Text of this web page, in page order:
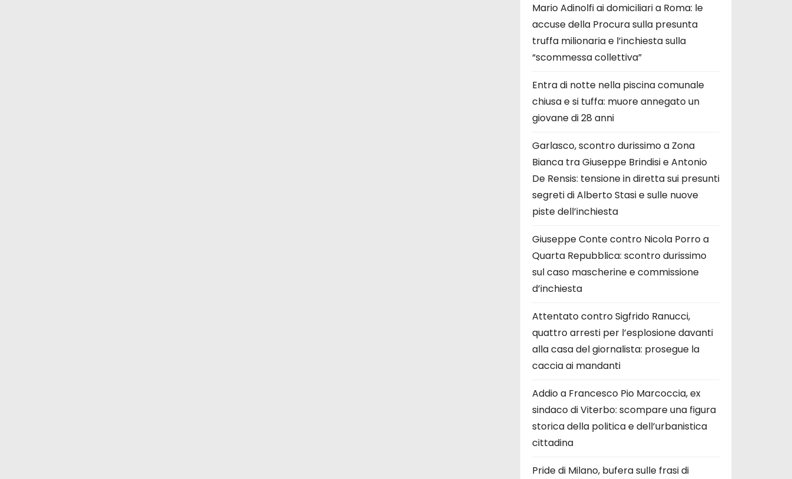
Mario Adinolfi ai domiciliari a Roma: le
accuse della Procura sulla presunta
truffa milionaria e l’inchiesta sulla
“scommessa collettiva”
Entra di notte nella piscina comunale
chiusa e si tuffa: muore annegato un
giovane di 28 anni
Garlasco, scontro durissimo a Zona
Bianca tra Giuseppe Brindisi e Antonio
De Rensis: tensione in diretta sui presunti
segreti di Alberto Stasi e sulle nuove
piste dell’inchiesta
Giuseppe Conte contro Nicola Porro a
Quarta Repubblica: scontro durissimo
sul caso mascherine e commissione
d’inchiesta
Attentato contro Sigfrido Ranucci,
quattro arresti per l’esplosione davanti
alla casa del giornalista: prosegue la
caccia ai mandanti
Addio a Francesco Pio Marcoccia, ex
sindaco di Viterbo: scompare una figura
storica della politica e dell’urbanistica
cittadina
Pride di Milano, bufera sulle frasi di